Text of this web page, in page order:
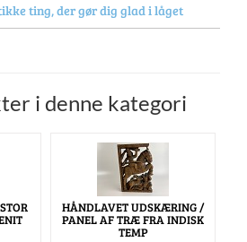
ting, der gør dig glad i låget
i denne kategori
HÅNDLAVET UDSKÆRING /
PANEL AF TRÆ FRA INDISK
TEMP